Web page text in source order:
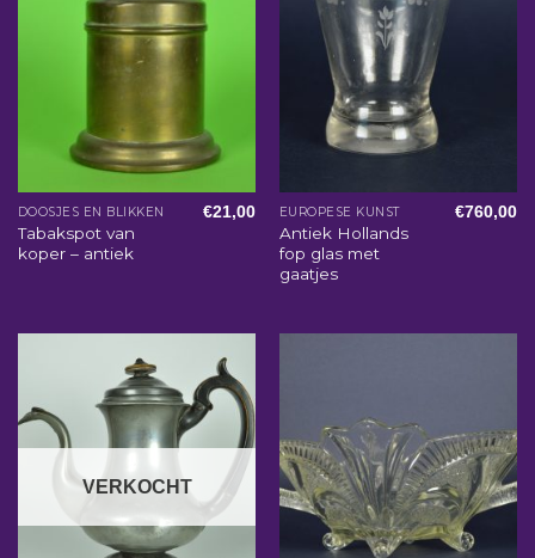
DOOSJES EN BLIKKEN
Tabakspot van
koper – antiek
€21,00 EUROPESE KUNST
Antiek Hollands
fop glas met
gaatjes
€760,00
VERKOCHT